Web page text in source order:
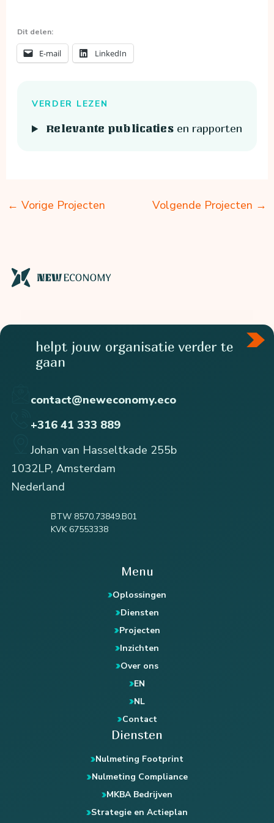
Dit delen:
E-mail LinkedIn
VERDER LEZEN
Relevante publicaties en rapporten
← Vorige Projecten Volgende Projecten →
helpt jouw organisatie verder te
gaan
contact@neweconomy.eco
+316 41 333 889
Johan van Hasseltkade 255b
1032LP, Amsterdam
Nederland
BTW 8570.73849.B01
KVK 67553338
Menu
Oplossingen
Diensten
Projecten
Inzichten
Over ons
EN
NL
Contact
Diensten
Nulmeting Footprint
Nulmeting Compliance
MKBA Bedrijven
Strategie en Actieplan